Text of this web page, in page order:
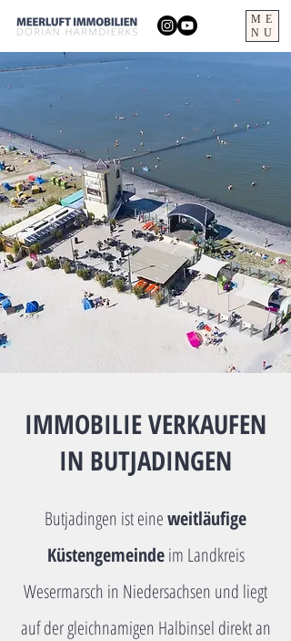
ME
NU
IMMOBILIE VERKAUFEN
IN BUTJADINGEN
Butjadingen ist eineweitläufige
Küstengemeindeim Landkreis
Wesermarsch in Niedersachsen und liegt
auf der gleichnamigen Halbinsel direkt an